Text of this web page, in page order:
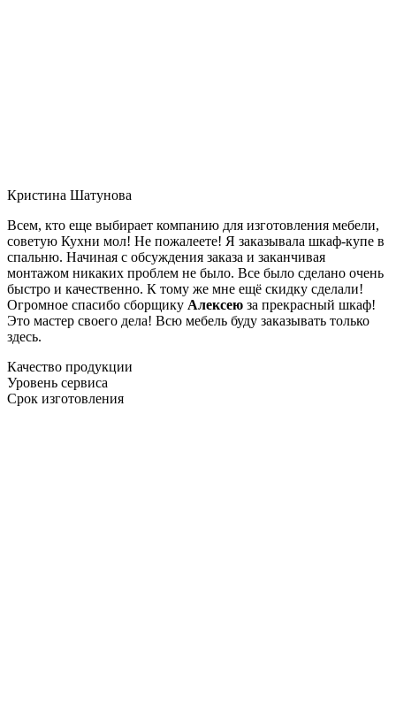
Кристина Шатунова
Всем, кто еще выбирает компанию для изготовления мебели,
советую Кухни мол! Не пожалеете! Я заказывала шкаф-купе в
спальню. Начиная с обсуждения заказа и заканчивая
монтажом никаких проблем не было. Все было сделано очень
быстро и качественно. К тому же мне ещё скидку сделали!
Огромное спасибо сборщику Алексею за прекрасный шкаф!
Это мастер своего дела! Всю мебель буду заказывать только
здесь.
Качество продукции
Уровень сервиса
Срок изготовления